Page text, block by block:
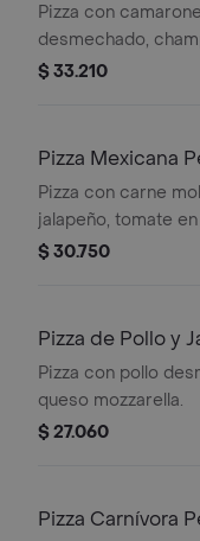
Pizza con
desmechado,
queso mozzarella.
$ 33.210
Pizza Mexicana
Pizza con carne
jalapeño, tomate
y choclitos.
$ 30.750
Pizza de Pollo y
Pizza con pollo
queso mozzarella.
$ 27.060
Pizza Carnívora